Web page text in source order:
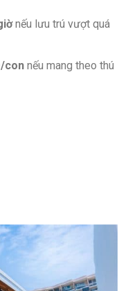
nếu lưu trú vượt quá
connếu mang theo thú